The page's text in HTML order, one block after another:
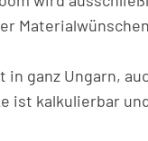
ganz Ungarn,
ist kalkulierbar